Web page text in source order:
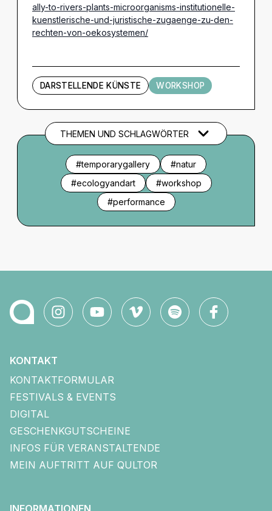
ally-to-rivers-plants-microorganisms-institutionelle-
kuenstlerische-und-juristische-zugaenge-zu-den-
rechten-von-oekosystemen/
DARSTELLENDE KÜNSTE WORKSHOP
THEMEN UND SCHLAGWÖRTER
#temporarygallery
#natur
#ecologyandart
#workshop
#performance
KONTAKT
KONTAKTFORMULAR
FESTIVALS & EVENTS
DIGITAL
GESCHENKGUTSCHEINE
INFOS FÜR VERANSTALTENDE
MEIN AUFTRITT AUF QULTOR
INFORMATIONEN